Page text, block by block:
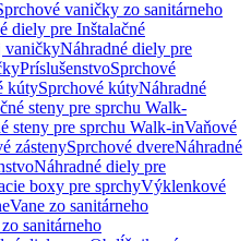
vaničky zo sanitárneho
diely pre Inštalačné
vaničkyNáhradné diely pre
PríslušenstvoSprchové
kútySprchové kútyNáhradné
steny pre sprchu Walk-
steny pre sprchu Walk-inVaňové
zástenySprchové dvereNáhradné
Náhradné diely pre
boxy pre sprchyVýklenkové
Vane zo sanitárneho
sanitárneho